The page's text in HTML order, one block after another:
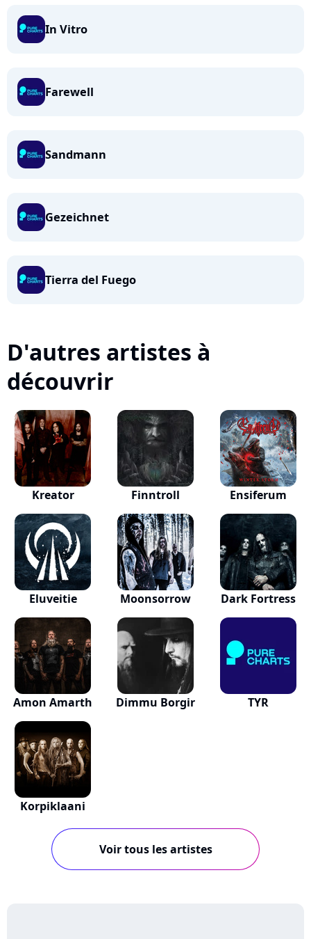
In Vitro
Farewell
Sandmann
Gezeichnet
Tierra del Fuego
D'autres artistes à
découvrir
Kreator Finntroll Ensiferum
Eluveitie Moonsorrow Dark Fortress
Amon Amarth Dimmu Borgir TYR
Korpiklaani
Voir tous les artistes